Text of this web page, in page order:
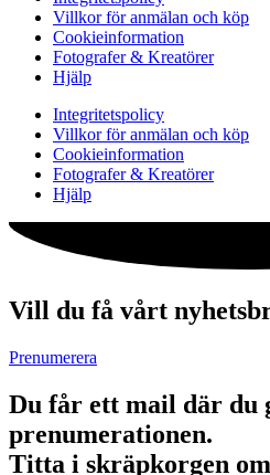
Villkor för anmälan och köp
Cookieinformation
Fotografer & Kreatörer
Hjälp
Integritetspolicy
Villkor för anmälan och köp
Cookieinformation
Fotografer & Kreatörer
Hjälp
Vill du få vårt
Prenumerera
Du får ett mail där du
prenumerationen.
Titta i skräpkorgen